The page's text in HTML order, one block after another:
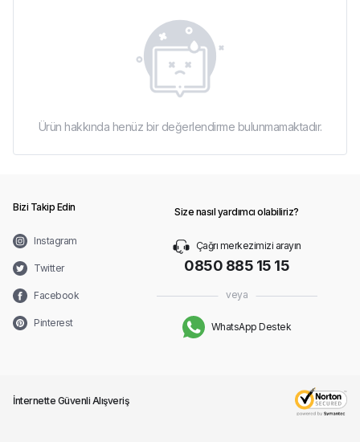
Ürün hakkında henüz bir değerlendirme bulunmamaktadır.
Bizi Takip Edin
Instagram
Twitter
Facebook
Pinterest
Size nasıl yardımcı olabiliriz?
Çağrı merkezimizi arayın
0850 885 15 15
veya
WhatsApp Destek
İnternette Güvenli Alışveriş